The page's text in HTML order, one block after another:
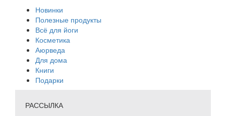
Новинки
Полезные продукты
Всё для йоги
Косметика
Аюрведа
Для дома
Книги
Подарки
РАССЫЛКА